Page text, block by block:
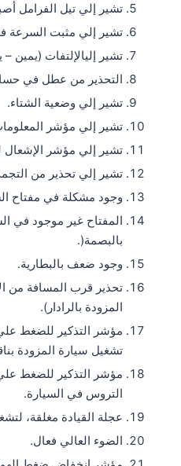
تشير إلي تيل الفرامل
تشير إلي مثبت السرعة
تشير إليالإلتفات (يمين –
التحذير من عطل في
تشير إلي وضعية الشتاء.
تشير إلي مؤشر
تشير إلي مؤشر الإشعال
تشير إلي تحذير من
وجود مشكلة في مفتاح
المفتاح غير موجود في
بالبصمة(.
وجود ضعف بالبطارية.
تحذير قرب المسافة من
المزودة بالرادار).
مؤشر التذكير للضغط
تشغيل سيارة المزودة
مؤشر التذكير للضغط
التروس في السيارة.
عجلة القيادة مغلقة،
الضوء العالي فعال.